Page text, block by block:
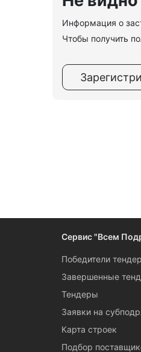
Информация о
Чтобы получить
Сервис "Всем
Победители
Завершенные
Тендеры
Заявки на
Карта строек
Подбор